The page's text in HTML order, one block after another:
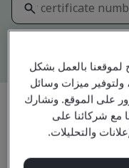
Download
لموقعنا بالعمل بشكل
ميزات وسائل
على الموقع. ونشارك
مع شركائنا على
والتحليلات.